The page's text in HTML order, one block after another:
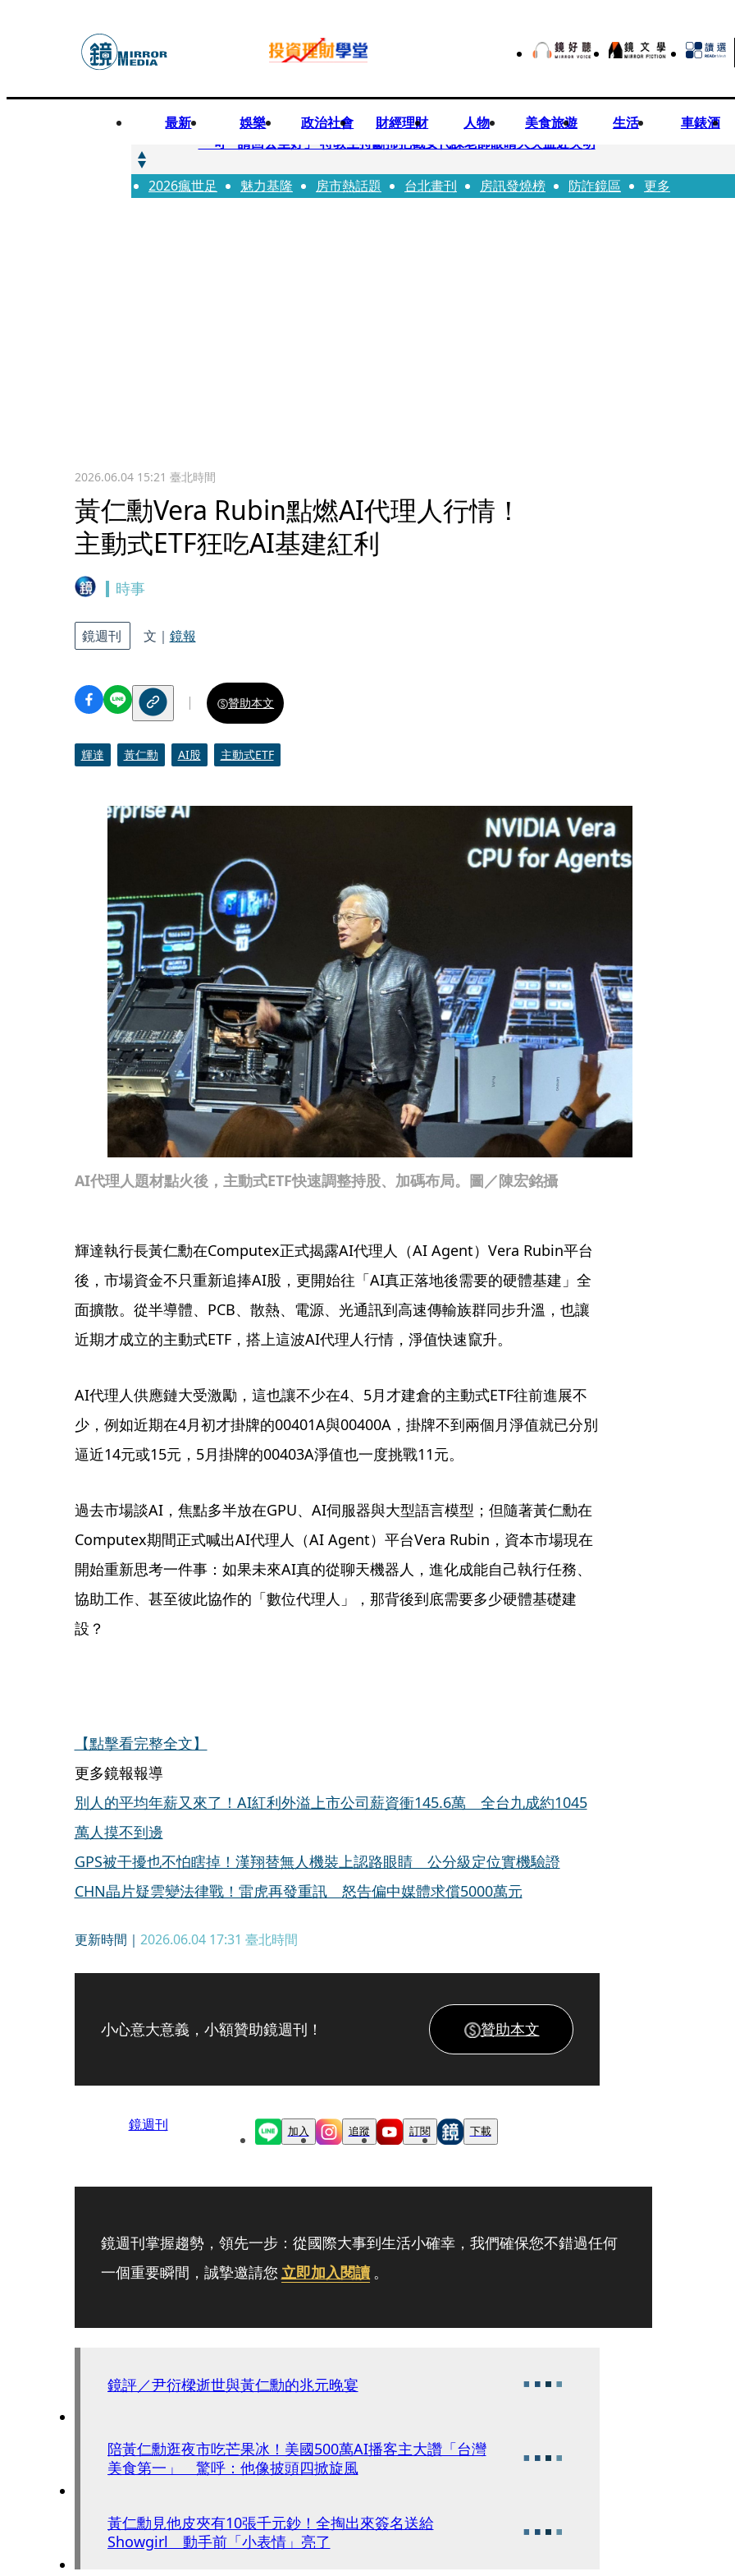
最新 娛樂 政治社會 財經理財 人物 美食旅遊 生活 車錶酒
快訊
一句「請回去坐好」 特教生持斷掃把戳女代課老師眼睛大失血近失明
快訊
新聞內幕／員工4月就反映毒油 中聯高層隱匿鐵證曝光
2026瘋世足 魅力基隆 房市熱話題 台北畫刊 房訊發燒榜 防詐鏡區 更多
2026.06.04 15:21 臺北時間
黃仁勳Vera Rubin點燃AI代理人行情！
主動式ETF狂吃AI基建紅利
時事
AI代理人題材點火後，主動式ETF快速調整持股、加碼布局。圖／陳宏銘攝
鏡週刊 文｜ 鏡報
贊助本文
輝達 黃仁勳 AI股 主動式ETF
輝達執行長黃仁勳在Computex正式揭露AI代理人（AI Agent）Vera Rubin平台
後，市場資金不只重新追捧AI股，更開始往「AI真正落地後需要的硬體基建」全
面擴散。從半導體、PCB、散熱、電源、光通訊到高速傳輸族群同步升溫，也讓
近期才成立的主動式ETF，搭上這波AI代理人行情，淨值快速竄升。
AI代理人供應鏈大受激勵，這也讓不少在4、5月才建倉的主動式ETF往前進展不
少，例如近期在4月初才掛牌的00401A與00400A，掛牌不到兩個月淨值就已分別
逼近14元或15元，5月掛牌的00403A淨值也一度挑戰11元。
過去市場談AI，焦點多半放在GPU、AI伺服器與大型語言模型；但隨著黃仁勳在
Computex期間正式喊出AI代理人（AI Agent）平台Vera Rubin，資本市場現在
開始重新思考一件事：如果未來AI真的從聊天機器人，進化成能自己執行任務、
協助工作、甚至彼此協作的「數位代理人」，那背後到底需要多少硬體基礎建
設？
【點擊看完整全文】
更多鏡報報導
別人的平均年薪又來了！AI紅利外溢上市公司薪資衝145.6萬 全台九成約1045
萬人摸不到邊
GPS被干擾也不怕瞎掉！漢翔替無人機裝上認路眼睛 公分級定位實機驗證
CHN晶片疑雲變法律戰！雷虎再發重訊 怒告偏中媒體求償5000萬元
更新時間｜ 2026.06.04 17:31 臺北時間
小心意大意義，小額贊助鏡週刊！ 贊助本文
鏡週刊 加入 追蹤 訂閱 下載
鏡週刊掌握趨勢，領先一步：從國際大事到生活小確幸，我們確保您不錯過任何
一個重要瞬間，誠摯邀請您 立即加入閱讀 。
鏡評／尹衍樑逝世與黃仁勳的兆元晚宴
陪黃仁勳逛夜市吃芒果冰！美國500萬AI播客主大讚「台灣
美食第一」 驚呼：他像披頭四掀旋風
黃仁勳見他皮夾有10張千元鈔！全掏出來簽名送給
Showgirl 動手前「小表情」亮了